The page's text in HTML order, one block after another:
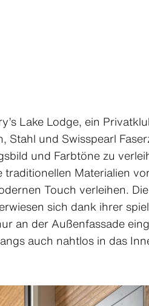
Lake Lodge, ein
und Swisspearl
und Farbtöne zu
Materialien
Touch verleihen.
sich dank ihrer
an der Außenfassade
auch nahtlos in das